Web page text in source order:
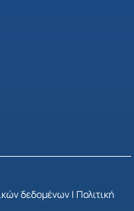
δεδομένων| Πολιτική